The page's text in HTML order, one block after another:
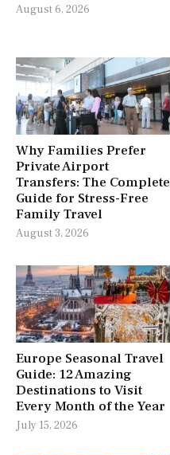
August 6, 2026
Why Families Prefer
Private Airport
Transfers: The Complete
Guide for Stress-Free
Family Travel
August 3, 2026
Europe Seasonal Travel
Guide: 12 Amazing
Destinations to Visit
Every Month of the Year
July 15, 2026